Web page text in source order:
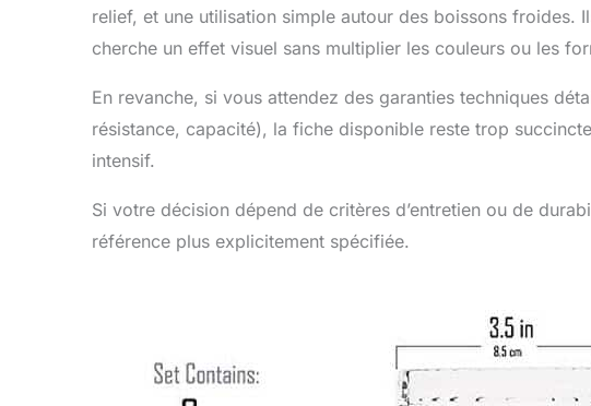
relief, et une utilisation simple autour des boissons froides.
cherche un effet visuel sans multiplier les couleurs ou les
En revanche, si vous attendez des garanties techniques
résistance, capacité), la fiche disponible reste trop
intensif.
Si votre décision dépend de critères d’entretien ou de
référence plus explicitement spécifiée.